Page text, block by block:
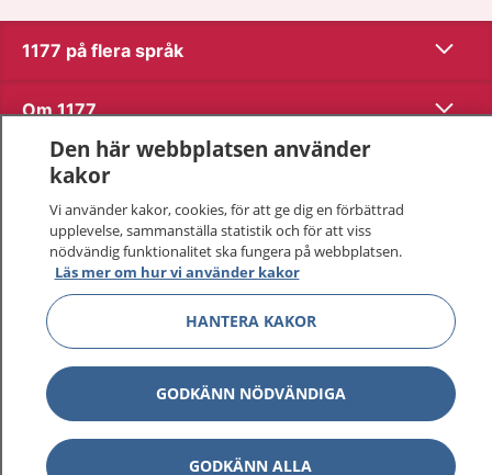
1177 på flera språk Visa
Om 1177 Visa
Kontakt
Behandling av personuppgifter
Hantering av kakor
Inställningar för kakor
1177 – en tjänst frånInera.
Den här webbplatsen använder
kakor
Vi använder kakor, cookies, för att ge dig en förbättrad
upplevelse, sammanställa statistik och för att viss
nödvändig funktionalitet ska fungera på webbplatsen.
Läs mer om hur vi använder kakor
HANTERA KAKOR
GODKÄNN NÖDVÄNDIGA
GODKÄNN ALLA